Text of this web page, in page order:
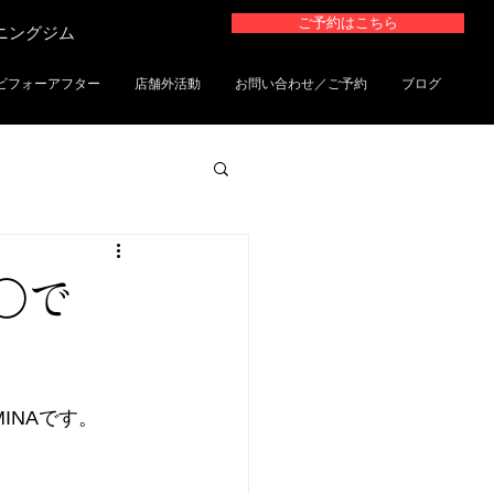
ングジム
ご予約はこちら
フォーアフター 店舗外活動 お問い合わせ／ご予約 ブログ
で
です。